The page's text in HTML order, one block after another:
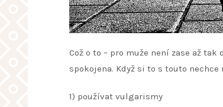
Což o to – pro muže není zase až
spokojena. Když si to s touto nechce
1) používat vulgarismy